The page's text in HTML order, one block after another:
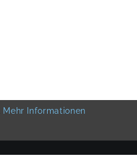
Mehr Informationen